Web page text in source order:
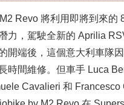
Revo 將利用即將到來的
力，駕駛全新的 Aprilia
開端後，這個意大利車隊
時間維修。但車手 Luca
Cavalieri 和 Francesco
by M2 Revo 在